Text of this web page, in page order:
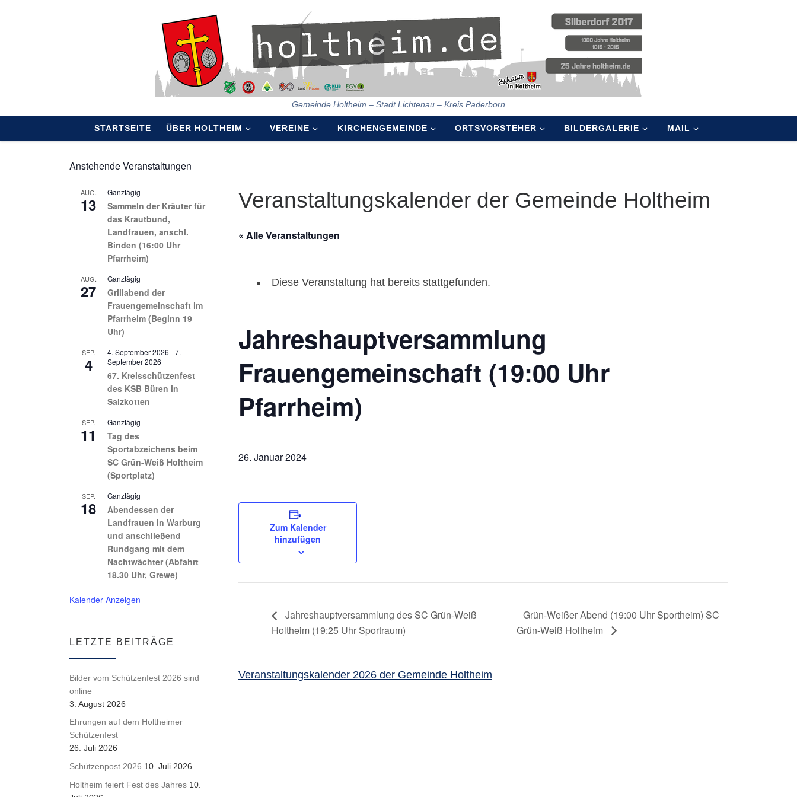
Gemeinde Holtheim – Stadt Lichtenau – Kreis Paderborn
STARTSEITE ÜBER HOLTHEIM VEREINE KIRCHENGEMEINDE ORTSVORSTEHER BILDERGALERIE MAIL
Veranstaltungskalender der Gemeinde Holtheim
« Alle Veranstaltungen
Diese Veranstaltung hat bereits stattgefunden.
Jahreshauptversammlung
Frauengemeinschaft (19:00 Uhr
Pfarrheim)
26. Januar 2024
Zum Kalender
hinzufügen
Jahreshauptversammlung des SC Grün-Weiß
Holtheim (19:25 Uhr Sportraum)
Grün-Weißer Abend (19:00 Uhr Sportheim) SC
Grün-Weiß Holtheim
Veranstaltungskalender 2026 der Gemeinde Holtheim
Anstehende Veranstaltungen
AUG.
13
Ganztägig
Sammeln der Kräuter für
das Krautbund,
Landfrauen, anschl.
Binden (16:00 Uhr
Pfarrheim)
AUG.
27
Ganztägig
Grillabend der
Frauengemeinschaft im
Pfarrheim (Beginn 19
Uhr)
SEP.
4
4. September 2026 -7.
September 2026
67. Kreisschützenfest
des KSB Büren in
Salzkotten
SEP.
11
Ganztägig
Tag des
Sportabzeichens beim
SC Grün-Weiß Holtheim
(Sportplatz)
SEP.
18
Ganztägig
Abendessen der
Landfrauen in Warburg
und anschließend
Rundgang mit dem
Nachtwächter (Abfahrt
18.30 Uhr, Grewe)
Kalender Anzeigen
LETZTE BEITRÄGE
Bilder vom Schützenfest 2026 sind
online
3. August 2026
Ehrungen auf dem Holtheimer
Schützenfest
26. Juli 2026
Schützenpost 2026 10. Juli 2026
Holtheim feiert Fest des Jahres 10.